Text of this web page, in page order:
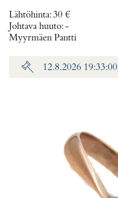
Lähtöhinta:30 €
Johtava huuto:-
Myyrmäen Pantti
12.8.2026 19:33:00